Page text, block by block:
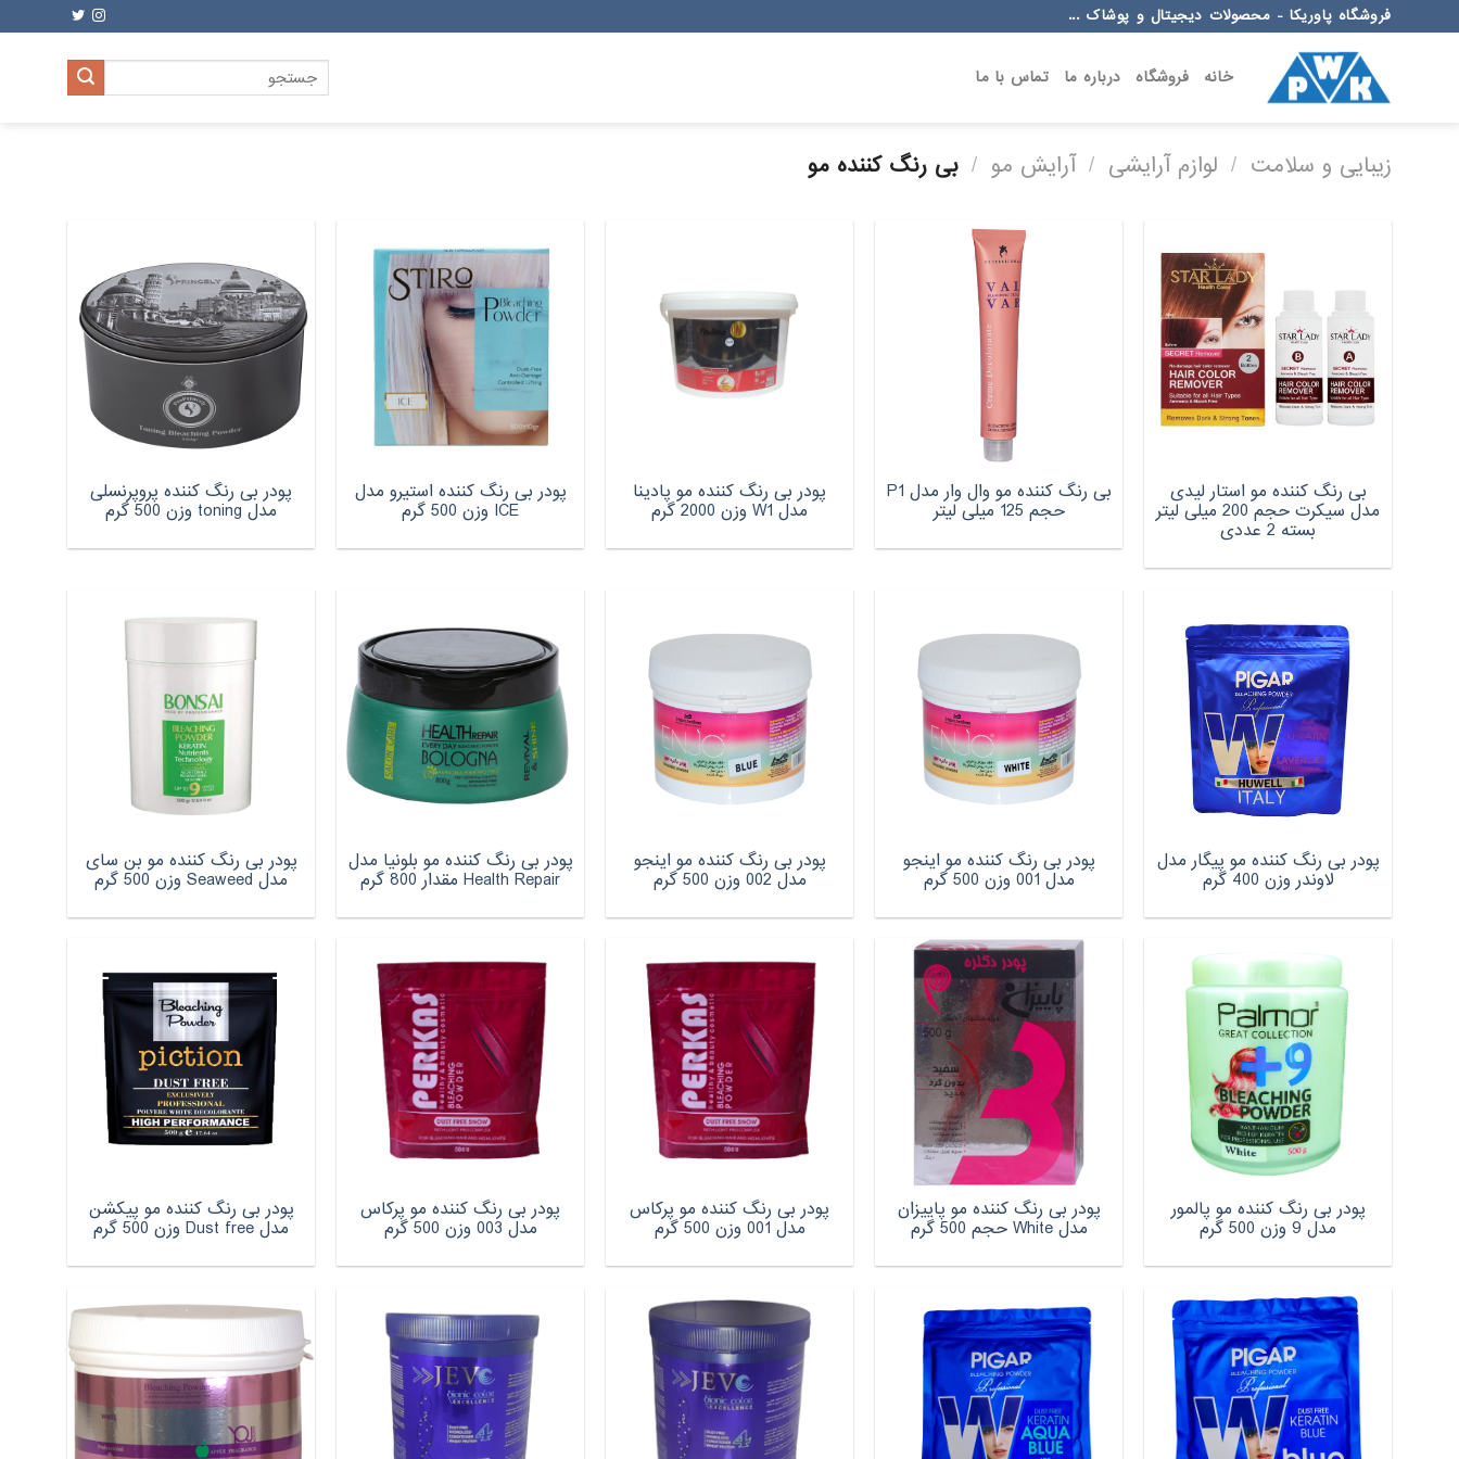
to
فروشگاه پاوریکا - محصولات دیجیتال و پوشاک ...
خانه فروشگاه درباره ما تماس با ما
جستجو
برای:
زیبایی و سلامت / لوازم آرایشی / آرایش مو / بی رنگ کننده مو
بی رنگ کننده مو استار لیدی
مدل سیکرت حجم 200 میلی لیتر
بسته 2 عددی
بی رنگ کننده مو وال وار مدل P1
حجم 125 میلی لیتر
پودر بی رنگ کننده مو پادینا
مدل W1 وزن 2000 گرم
پودر بی رنگ کننده استیرو مدل
ICE وزن 500 گرم
پودر بی رنگ کننده پروپرنسلی
مدل toning وزن 500 گرم
پودر بی رنگ کننده مو پیگار مدل
لاوندر وزن 400 گرم
پودر بی رنگ کننده مو اینجو
مدل 001 وزن 500 گرم
پودر بی رنگ کننده مو اینجو
مدل 002 وزن 500 گرم
پودر بی رنگ کننده مو بلونیا مدل
Health Repair مقدار 800 گرم
پودر بی رنگ کننده مو بن سای
مدل Seaweed وزن 500 گرم
پودر بی رنگ کننده مو پالمور
مدل 9 وزن 500 گرم
پودر بی رنگ کننده مو پاییزان
مدل White حجم 500 گرم
پودر بی رنگ کننده مو پرکاس
مدل 001 وزن 500 گرم
پودر بی رنگ کننده مو پرکاس
مدل 003 وزن 500 گرم
پودر بی رنگ کننده مو پیکشن
مدل Dust free وزن 500 گرم